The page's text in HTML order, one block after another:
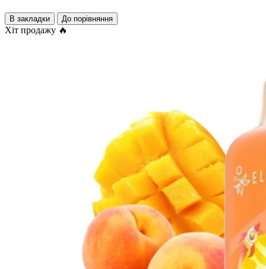
В закладки До порівняння
Хіт продажу 🔥